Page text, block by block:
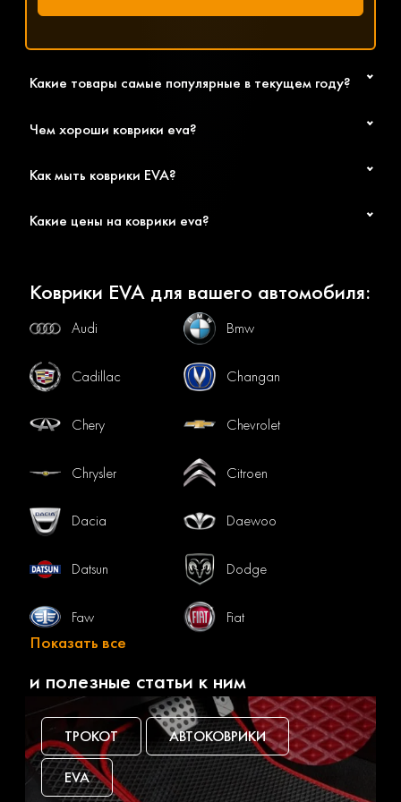
Какие товары самые популярные в текущем году?
Чем хороши коврики eva?
Как мыть коврики EVA?
Какие цены на коврики eva?
Коврики EVA для вашего автомобиля:
Audi Bmw
Cadillac Changan
Chery Chevrolet
Chrysler Citroen
Dacia Daewoo
Datsun Dodge
Faw Fiat
Geely Genesis
Great wall Haval
Показать все
и полезные статьи к ним
ТРОКОТ АВТОКОВРИКИ
EVA